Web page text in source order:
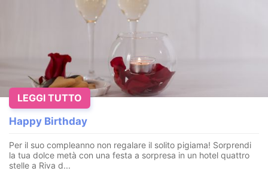
Happy Birthday
Per il suo compleanno non regalare il solito pigiama! Sorprendi
la tua dolce metà con una festa a sorpresa in un hotel quattro
stelle a Riva d...
LEGGI TUTTO